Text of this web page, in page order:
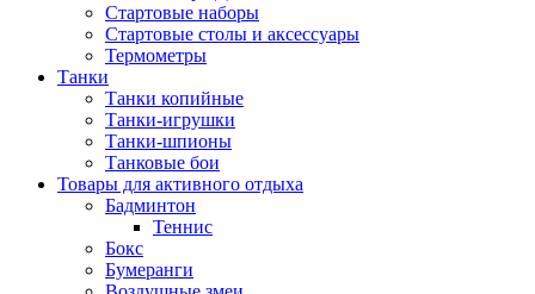
Стартовые наборы
Стартовые столы и аксессуары
Термометры
Танки
Танки копийные
Танки-игрушки
Танки-шпионы
Танковые бои
Товары для активного отдыха
Бадминтон
Теннис
Бокс
Бумеранги